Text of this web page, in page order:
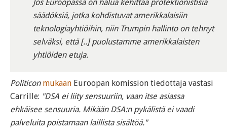
Jos Euroopassa on halua kehittää protektionistisia
säädöksiä, jotka kohdistuvat amerikkalaisiin
teknologiayhtiöihin, niin Trumpin hallinto on tehnyt
selväksi, että [..] puolustamme amerikkalaisten
yhtiöiden etuja.
Politicon mukaan Euroopan komission tiedottaja vastasi
Carrille: "DSA ei liity sensuuriin, vaan itse asiassa
ehkäisee sensuuria. Mikään DSA:n pykälistä ei vaadi
palveluita poistamaan laillista sisältöä."